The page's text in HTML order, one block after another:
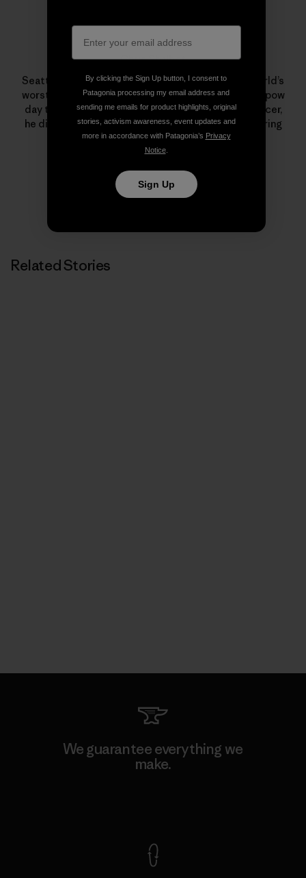
Chris Shalbot
Seattle-born, Cascade-raised and possibly the world’s
worst surfer, Chris Shalbot prefers a quiet, stormy pow
day to being in the ocean. A former downhill bike racer,
he ditched the competitive ranks in favor of exploring
what’s around the next bend.
Related Stories
We guarantee everything we
make.
By clicking the Sign Up button, I consent to
Patagonia processing my email address and
sending me emails for product highlights, original
stories, activism awareness, event updates and
more in accordance with Patagonia’s Privacy
Notice.
Sign Up